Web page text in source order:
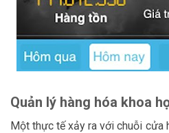
Quản lý hàng hóa khoa
Một thực tế xảy ra với chuỗi cửa